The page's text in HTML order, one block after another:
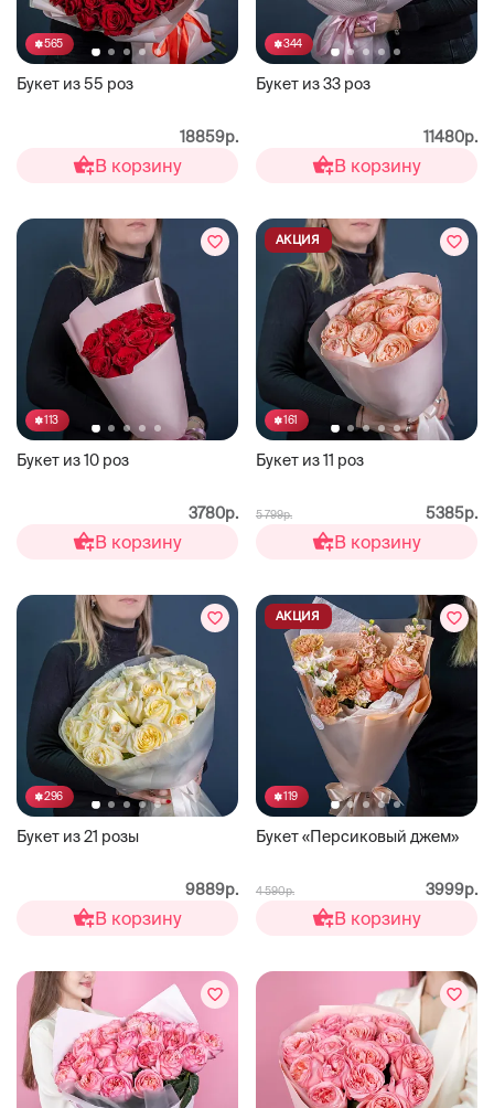
565
Букет из 55 роз
18859р.
В корзину
344
Букет из 33 роз
11480р.
В корзину
113
Букет из 10 роз
3780р.
В корзину
161
Букет из 11 роз
АКЦИЯ
5 799р. 5385р.
В корзину
296
Букет из 21 розы
9889р.
В корзину
119
Букет «Персиковый джем»
АКЦИЯ
4 590р. 3999р.
В корзину